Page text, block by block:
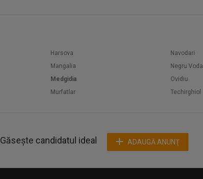
Harsova
Mangalia
Medgidia
Murfatlar
Navodari
Negru Voda
Ovidiu
Techirghiol
Găsește candidatul ideal ADAUGĂ ANUNŢ